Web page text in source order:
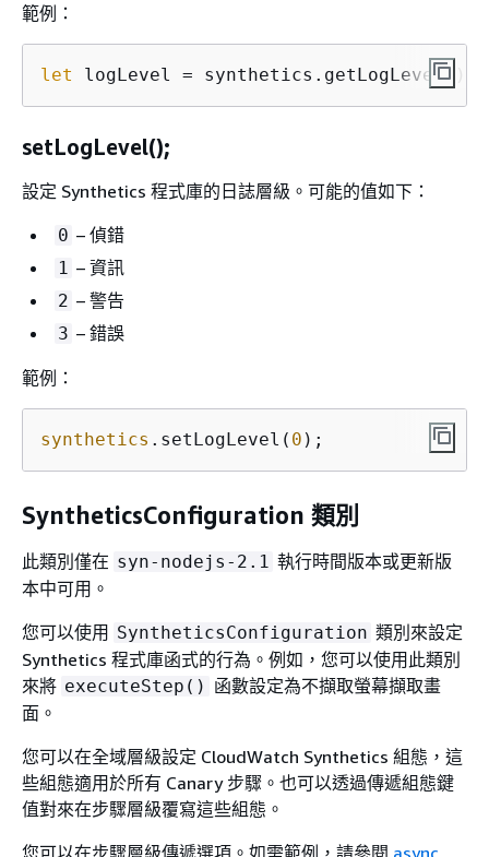
範例：
let logLevel = synthetics.getLogLevel();
setLogLevel();
設定 Synthetics 程式庫的日誌層級。可能的值如下：
0 – 偵錯
1 – 資訊
2 – 警告
3 – 錯誤
範例：
synthetics .setLogLevel( 0 );
SyntheticsConfiguration 類別
此類別僅在 syn-nodejs-2.1 執行時間版本或更新版
本中可用。
您可以使用 SyntheticsConfiguration 類別來設定
Synthetics 程式庫函式的行為。例如，您可以使用此類別
來將 executeStep() 函數設定為不擷取螢幕擷取畫
面。
您可以在全域層級設定 CloudWatch Synthetics 組態，這
些組態適用於所有 Canary 步驟。也可以透過傳遞組態鍵
值對來在步驟層級覆寫這些組態。
您可以在步驟層級傳遞選項。如需範例，請參閱 async